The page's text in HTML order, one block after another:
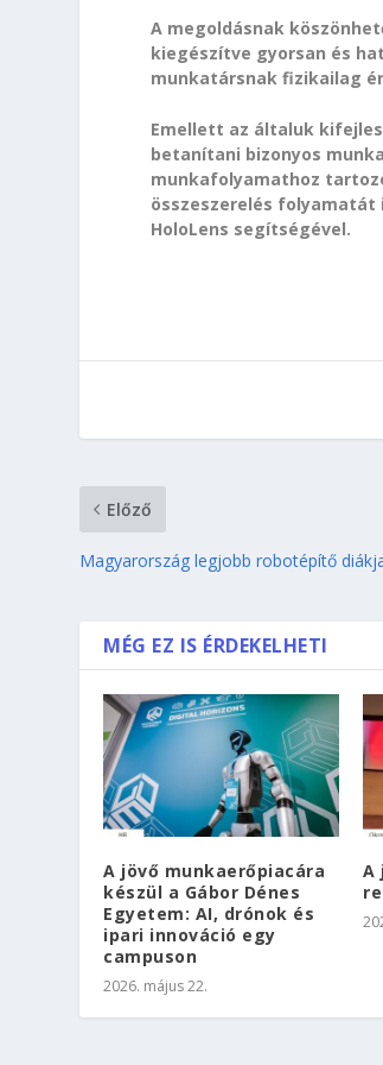
A megoldásnak
kiegészítve gyorsan és
munkatársnak fizikailag
Emellett az általuk
betanítani bizonyos
munkafolyamathoz
összeszerelés
HoloLens segítségével.
Előző
Magyarország legjobb robotépítő
MÉG EZ IS ÉRDEKELHETI
A jövő munkaerőpiacára
készül a Gábor Dénes
Egyetem: AI, drónok és
ipari innováció egy
campuson
2026. május 22.
A